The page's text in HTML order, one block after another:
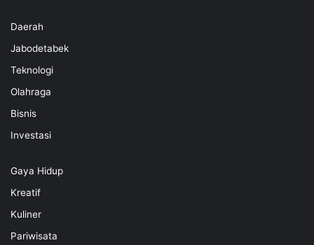
Daerah
Jabodetabek
Teknologi
Olahraga
Bisnis
Investasi
Gaya Hidup
Kreatif
Kuliner
Pariwisata